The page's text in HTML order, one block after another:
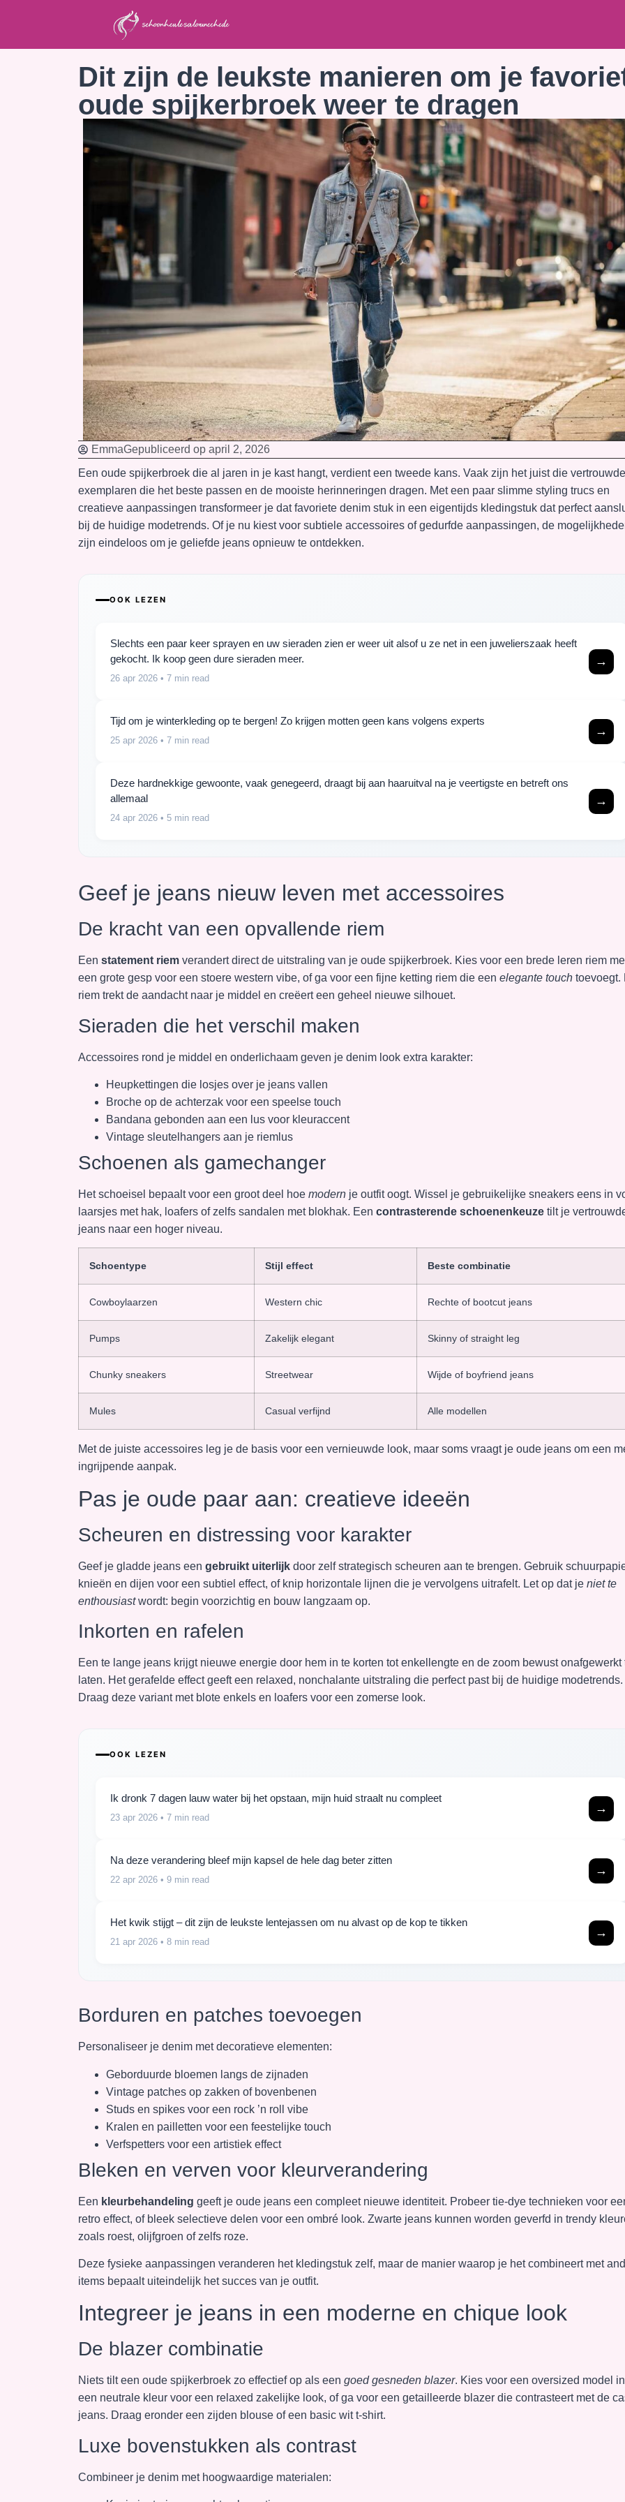
Dit zijn de leukste manieren om je
oude spijkerbroek weer te dragen
EmmaGepubliceerd op april 2, 2026
Een oude spijkerbroek die al jaren in je kast hangt, verdient een tweede kans. Vaak zijn het juist die vertrouwde
exemplaren die het beste passen en de mooiste herinneringen dragen. Met een paar slimme styling trucs en
creatieve aanpassingen transformeer je dat favoriete denim stuk in een eigentijds kledingstuk dat perfect
bij de huidige modetrends. Of je nu kiest voor subtiele accessoires of gedurfde aanpassingen, de
zijn eindeloos om je geliefde jeans opnieuw te ontdekken.
OOK LEZEN
Slechts een paar keer sprayen en uw sieraden zien er weer uit alsof u ze net in een juwelierszaak heeft
gekocht. Ik koop geen dure sieraden meer.
26 apr 2026 • 7 min read
→
Tijd om je winterkleding op te bergen! Zo krijgen motten geen kans volgens experts
25 apr 2026 • 7 min read
→
Deze hardnekkige gewoonte, vaak genegeerd, draagt bij aan haaruitval na je veertigste en betreft ons
allemaal
24 apr 2026 • 5 min read
→
Geef je jeans nieuw leven met accessoires
De kracht van een opvallende riem
Een statement riem verandert direct de uitstraling van je oude spijkerbroek. Kies voor een brede leren riem
een grote gesp voor een stoere western vibe, of ga voor een fijne ketting riem die een elegante touch toevoegt.
riem trekt de aandacht naar je middel en creëert een geheel nieuwe silhouet.
Sieraden die het verschil maken
Accessoires rond je middel en onderlichaam geven je denim look extra karakter:
Heupkettingen die losjes over je jeans vallen
Broche op de achterzak voor een speelse touch
Bandana gebonden aan een lus voor kleuraccent
Vintage sleutelhangers aan je riemlus
Schoenen als gamechanger
Het schoeisel bepaalt voor een groot deel hoe modern je outfit oogt. Wissel je gebruikelijke sneakers eens in
laarsjes met hak, loafers of zelfs sandalen met blokhak. Een contrasterende schoenenkeuze tilt je
jeans naar een hoger niveau.
Schoentype Stijl effect Beste combinatie
Cowboylaarzen Western chic Rechte of bootcut jeans
Pumps Zakelijk elegant Skinny of straight leg
Chunky sneakers Streetwear Wijde of boyfriend jeans
Mules Casual verfijnd Alle modellen
Met de juiste accessoires leg je de basis voor een vernieuwde look, maar soms vraagt je oude jeans om een
ingrijpende aanpak.
Pas je oude paar aan: creatieve ideeën
Scheuren en distressing voor karakter
Geef je gladde jeans een gebruikt uiterlijk door zelf strategisch scheuren aan te brengen. Gebruik
knieën en dijen voor een subtiel effect, of knip horizontale lijnen die je vervolgens uitrafelt. Let op dat je niet te
enthousiastwordt: begin voorzichtig en bouw langzaam op.
Inkorten en rafelen
Een te lange jeans krijgt nieuwe energie door hem in te korten tot enkellengte en de zoom bewust onafgewerkt
laten. Het gerafelde effect geeft een relaxed, nonchalante uitstraling die perfect past bij de huidige modetrends.
Draag deze variant met blote enkels en loafers voor een zomerse look.
OOK LEZEN
Ik dronk 7 dagen lauw water bij het opstaan, mijn huid straalt nu compleet
23 apr 2026 • 7 min read
→
Na deze verandering bleef mijn kapsel de hele dag beter zitten
22 apr 2026 • 9 min read
→
Het kwik stijgt – dit zijn de leukste lentejassen om nu alvast op de kop te tikken
21 apr 2026 • 8 min read
→
Borduren en patches toevoegen
Personaliseer je denim met decoratieve elementen:
Geborduurde bloemen langs de zijnaden
Vintage patches op zakken of bovenbenen
Studs en spikes voor een rock ’n roll vibe
Kralen en pailletten voor een feestelijke touch
Verfspetters voor een artistiek effect
Bleken en verven voor kleurverandering
Een kleurbehandeling geeft je oude jeans een compleet nieuwe identiteit. Probeer tie-dye technieken voor
retro effect, of bleek selectieve delen voor een ombré look. Zwarte jeans kunnen worden geverfd in trendy
zoals roest, olijfgroen of zelfs roze.
Deze fysieke aanpassingen veranderen het kledingstuk zelf, maar de manier waarop je het combineert met
items bepaalt uiteindelijk het succes van je outfit.
Integreer je jeans in een moderne en chique look
De blazer combinatie
Niets tilt een oude spijkerbroek zo effectief op als een goed gesneden blazer. Kies voor een oversized model in
een neutrale kleur voor een relaxed zakelijke look, of ga voor een getailleerde blazer die contrasteert met de
jeans. Draag eronder een zijden blouse of een basic wit t-shirt.
Luxe bovenstukken als contrast
Combineer je denim met hoogwaardige materialen: